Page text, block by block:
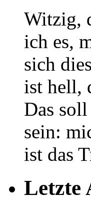
Witzig,
ich es,
sich
ist hell,
Das
sein:
ist das
Letzte